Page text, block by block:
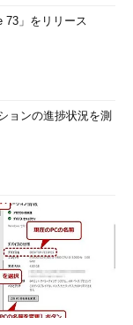
ンストール（1）
73」をリリース
ョンの進捗状況を測